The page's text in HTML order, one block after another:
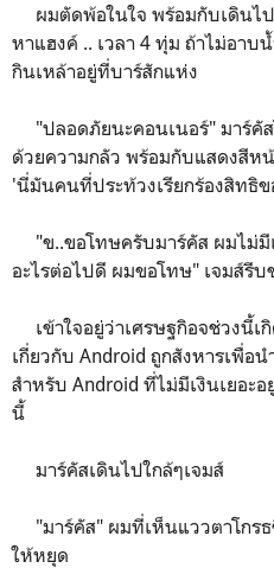
ผมตัดพ้อในใจ พร้อมกับเดินไป
หาแฮงค์ .. เวลา 4 ทุ่ม ถ้าไม่อาบ
กินเหล้าอยู่ที่บาร์สักแห่ง
"ปลอดภัยนะคอนเนอร์" มาร์คั
ด้วยความกลัว พร้อมกับแสดงสีห
'นี่มันคนที่ประท้วงเรียกร้องสิทธิ
"ข..ขอโทษครับมาร์คัส ผมไม่มี
อะไรต่อไปดี ผมขอโทษ" เจมส์รี
เข้าใจอยู่ว่าเศรษฐกิอจช่วงนี้เ
เกี่ยวกับ Android ถูกสังหารเพื่อ
สำหรับ Android ที่ไม่มีเงินเยอะ
นี้
มาร์คัสเดินไปใกล้ๆเจมส์
"มาร์คัส" ผมที่เห็นแววตาโกรธ
ให้หยุด